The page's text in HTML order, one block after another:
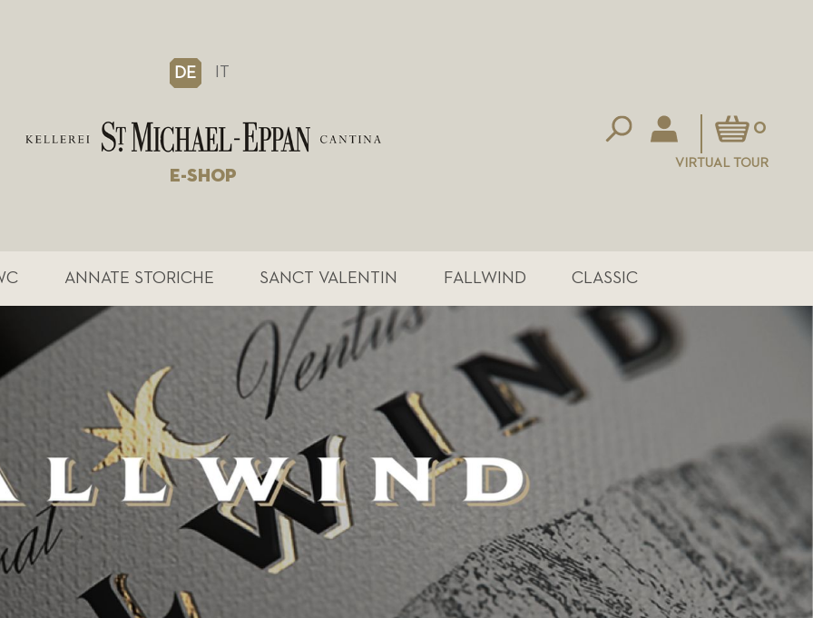
DE IT
E-SHOP
Mein Warenkorb
0
VIRTUAL TOUR
ANNATE STORICHE SANCT VALENTIN FALLWIND CLASSIC